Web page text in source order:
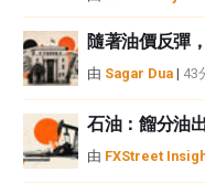
隨著油價反彈
由 Sagar Dua | 43
石油：餾分油
由 FXStreet